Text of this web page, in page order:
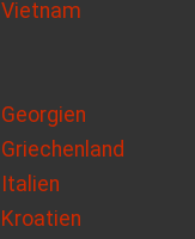
Vietnam
Georgien
Griechenland
Italien
Kroatien